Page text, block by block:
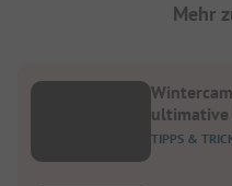
Mehr
TIPPS &
ultimative